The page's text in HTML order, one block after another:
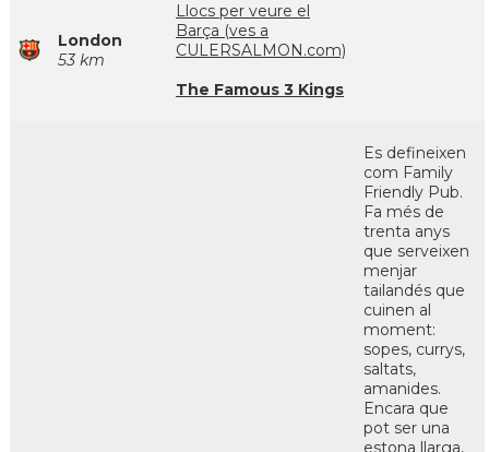
London
53 km
Llocs per veure el
Barça (ves a
CULERSALMON.com)
The Famous 3 Kings
Es defineixen
com Family
Friendly Pub.
Fa més de
trenta anys
que serveixen
menjar
tailandés que
cuinen al
moment:
sopes, currys,
saltats,
amanides.
Encara que
pot ser una
estona llarga,